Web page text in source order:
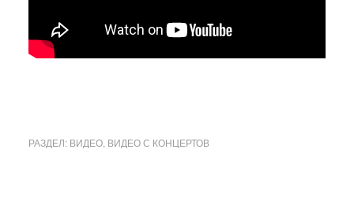
РАЗДЕЛ: ВИДЕО, ВИДЕО С КОНЦЕРТОВ